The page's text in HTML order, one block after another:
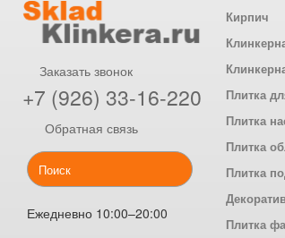
Заказать звонок
+7 (926) 33-16-220
Обратная связь
Ежедневно 10:00–20:00
Кирпич
Плитка
Плитка
Плитка
Плитка
Плитка